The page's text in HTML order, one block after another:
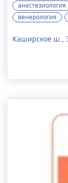
анестезиология
венерология
Каширское ш.,